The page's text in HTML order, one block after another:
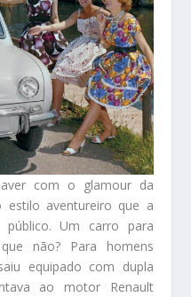
com o glamour da
estilo aventureiro que a
Um carro para
não? Para homens
equipado com dupla
ao motor Renault